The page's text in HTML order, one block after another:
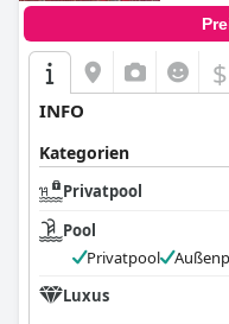
$
INFO
Kategorien
Privatpool
Pool
Privatpool
Luxus